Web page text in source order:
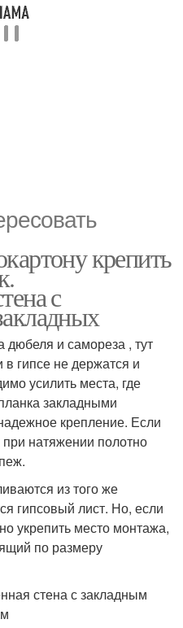
крепить
с
дюбеля и самореза , тут
гипсе не держатся и
усилить места, где
закладными
крепление. Если
натяжении полотно
из того же
гипсовый лист. Но, если
укрепить место монтажа,
по размеру
стена с закладным